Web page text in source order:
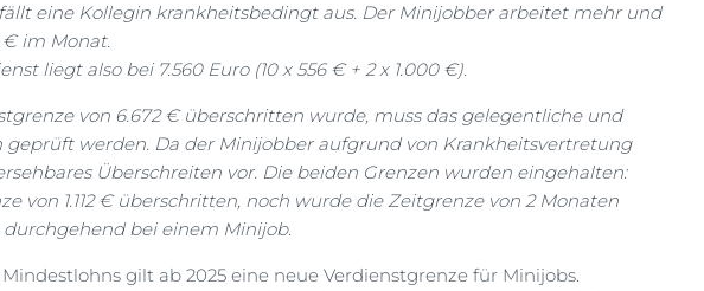
eine Kollegin krankheitsbedingt aus. Der Minijobber arbeitet mehr und
€ im Monat.
liegt also bei 7.560 Euro (10 x 556 € + 2 x 1.000 €).
von 6.672 € überschritten wurde, muss das gelegentliche und
geprüft werden. Da der Minijobber aufgrund von Krankheitsvertretung
Überschreiten vor. Die beiden Grenzen wurden eingehalten:
von 1.112 € überschritten, noch wurde die Zeitgrenze von 2 Monaten
bei einem Minijob.
gilt ab 2025 eine neue Verdienstgrenze für Minijobs.